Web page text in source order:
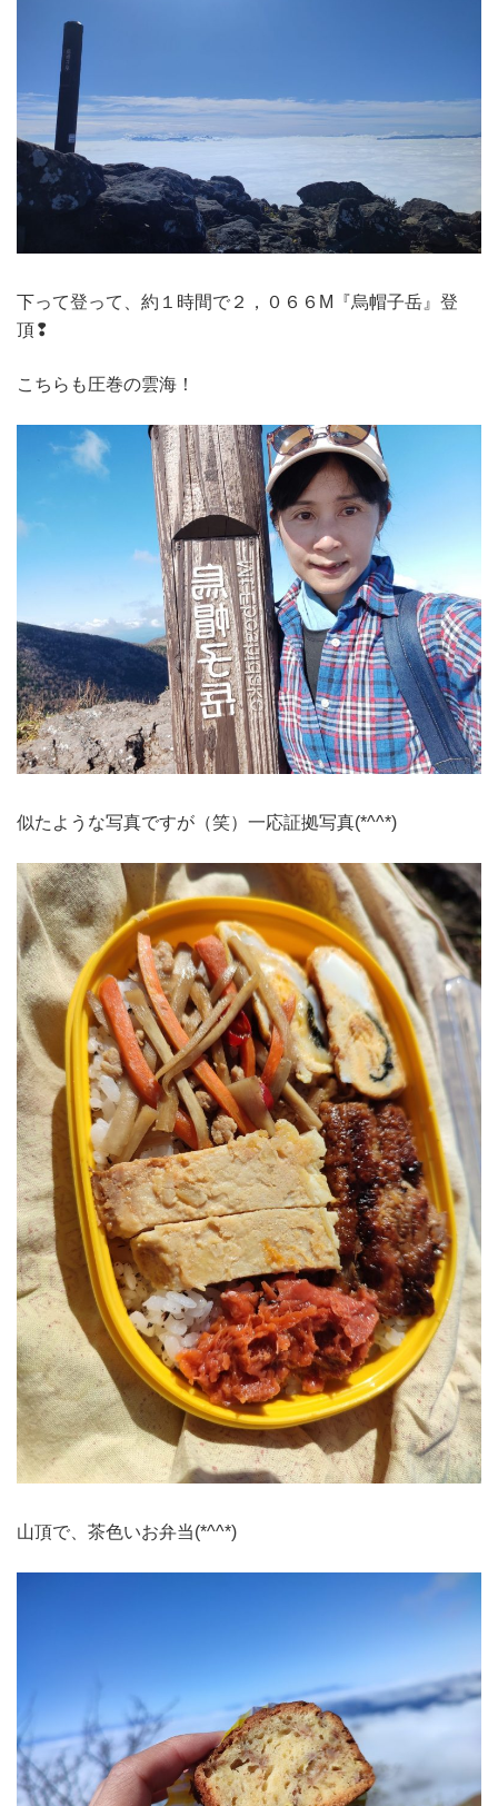
下って登って、約１時間で２，０６６M『烏帽子岳』登
頂❢
こちらも圧巻の雲海！
似たような写真ですが（笑）一応証拠写真(*^^*)
山頂で、茶色いお弁当(*^^*)